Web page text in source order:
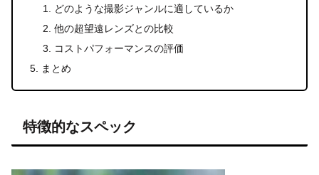
どのような撮影ジャンルに適しているか
他の超望遠レンズとの比較
コストパフォーマンスの評価
まとめ
特徴的なスペック